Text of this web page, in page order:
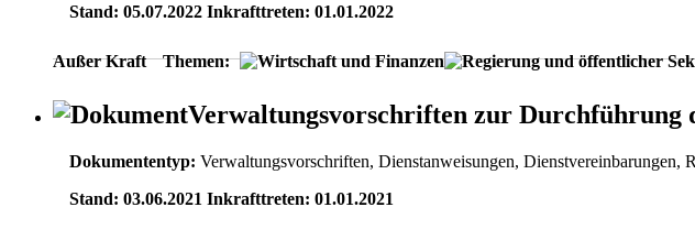
Stand: 05.07.2022 Inkrafttreten: 01.01.2022
Außer Kraft Themen:
Verwaltungsvorschriften zur Durchführung
Dokumententyp: Verwaltungsvorschriften, Dienstanweisungen, Dienstvereinbarungen,
Stand: 03.06.2021 Inkrafttreten: 01.01.2021